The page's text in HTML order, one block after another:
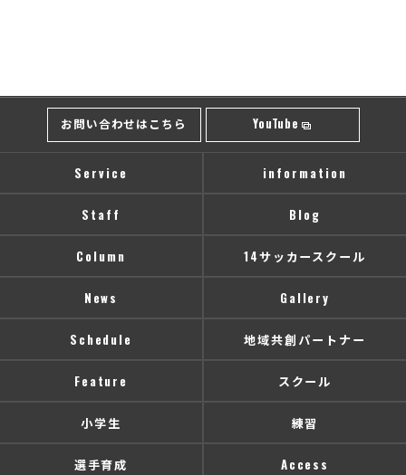
お問い合わせはこちら YouTube
Service information
Staff Blog
Column 14サッカースクール
News Gallery
Schedule 地域共創パートナー
Feature スクール
小学生 練習
選手育成 Access